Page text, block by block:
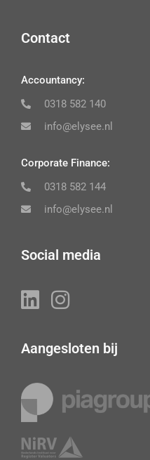
Contact
Accountancy:
0318 582 140
info@elysee.nl
Corporate Finance:
0318 582 144
info@elysee.nl
Social media
Aangesloten bij